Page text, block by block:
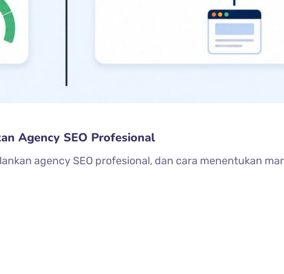
Agency SEO Profesional
agency SEO profesional, dan cara menentukan